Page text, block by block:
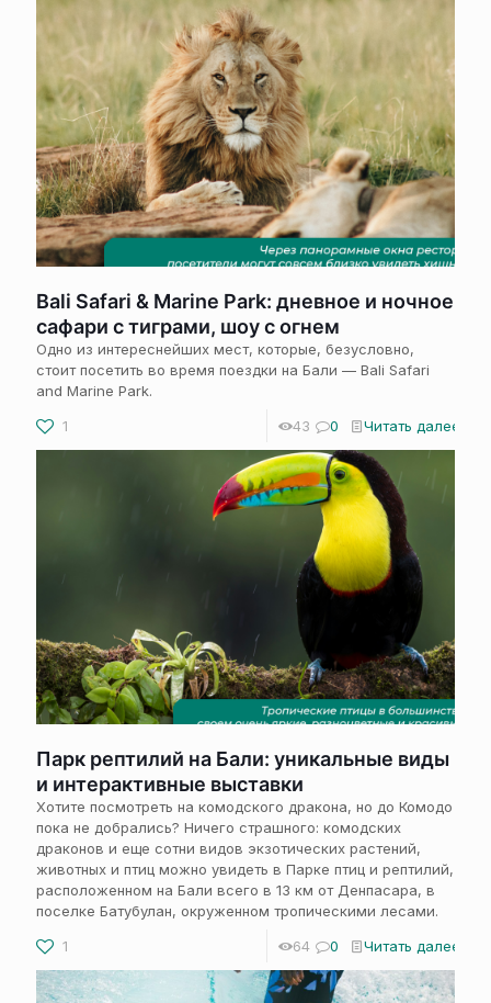
Bali Safari & Marine Park: дневное и ночное
сафари с тиграми, шоу с огнем
Одно из интереснейших мест, которые, безусловно,
стоит посетить во время поездки на Бали — Bali Safari
and Marine Park.
1
43 0 Читать далее
Парк рептилий на Бали: уникальные виды
и интерактивные выставки
Хотите посмотреть на комодского дракона, но до Комодо
пока не добрались? Ничего страшного: комодских
драконов и еще сотни видов экзотических растений,
животных и птиц можно увидеть в Парке птиц и рептилий,
расположенном на Бали всего в 13 км от Денпасара, в
поселке Батубулан, окруженном тропическими лесами.
1
64 0 Читать далее